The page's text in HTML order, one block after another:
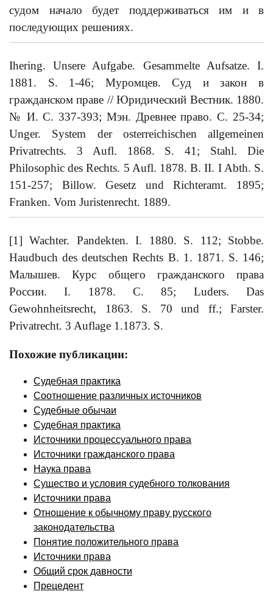
судом начало будет поддерживаться им и в
последующих решениях.
Ihering. Unsere Aufgabe. Gesammelte Aufsatze. I.
1881. S. 1-46; Муромцев. Суд и закон в
гражданском праве // Юридический Вестник. 1880.
№ И. С. 337-393; Мэн. Древнее право. С. 25-34;
Unger. System der osterreichischen allgemeinen
Privatrechts. 3 Aufl. 1868. S. 41; Stahl. Die
Philosophic des Rechts. 5 Aufl. 1878. В. II. I Abth. S.
151-257; Billow. Gesetz und Richteramt. 1895;
Franken. Vom Juristenrecht. 1889.
[1] Wachter. Pandekten. I. 1880. S. 112; Stobbe.
Haudbuch des deutschen Rechts B. 1. 1871. S. 146;
Малышев. Курс общего гражданского права
России. I. 1878. C. 85; Luders. Das
Gewohnheitsrecht, 1863. S. 70 und ff.; Farster.
Privatrecht. 3 Auflage 1.1873. S.
Похожие публикации:
Судебная практика
Соотношение различных источников
Судебные обычаи
Судебная практика
Источники процессуального права
Источники гражданского права
Наука права
Существо и условия судебного толкования
Источники права
Отношение к обычному праву русского
законодательства
Понятие положительного права
Источники права
Общий срок давности
Прецедент